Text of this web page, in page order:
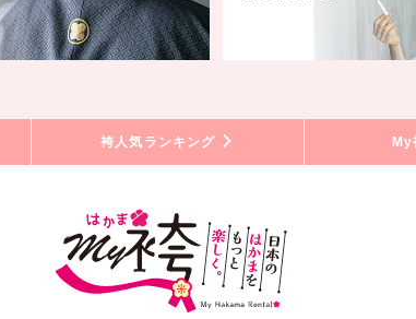
袴人気ランキング My